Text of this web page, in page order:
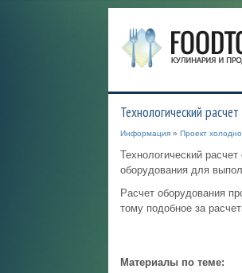
Технологический
Информация» Проект
Технологический
оборудования для
Расчет оборудования
тому подобное за
Материалы по теме: